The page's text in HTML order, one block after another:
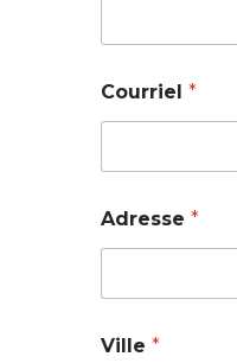
Courriel *
Adresse *
Ville *